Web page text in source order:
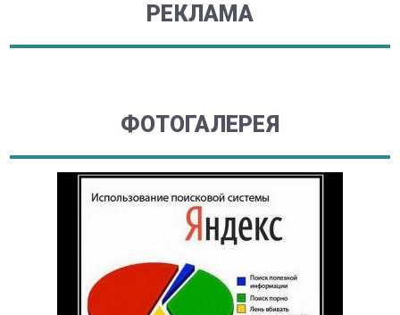
РЕКЛАМА
ФОТОГАЛЕРЕЯ